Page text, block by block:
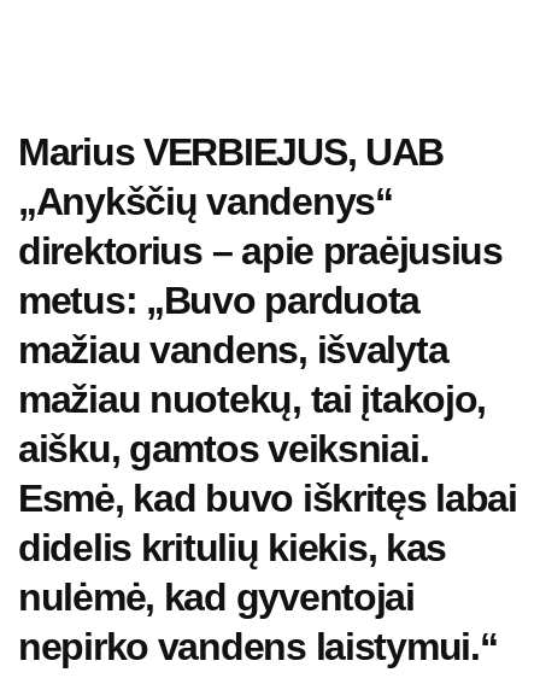
Marius VERBIEJUS, UAB
„Anykščių vandenys“
direktorius – apie praėjusius
metus: „Buvo parduota
mažiau vandens, išvalyta
mažiau nuotekų, tai įtakojo,
aišku, gamtos veiksniai.
Esmė, kad buvo iškritęs labai
didelis kritulių kiekis, kas
nulėmė, kad gyventojai
nepirko vandens laistymui.“